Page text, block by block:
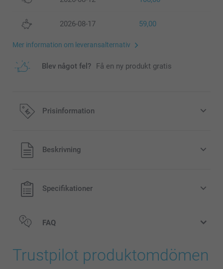
2026-08-17 59,00
Mer information om leveransalternativ
Blev något fel? Få en ny produkt gratis
Prisinformation
Alla priser är i svenska kronor (SEK), inklusive moms och
exklusive porto.
Beskrivning
Specifikationer
Nytt material
FAQ
Trustpilot produktomdömen